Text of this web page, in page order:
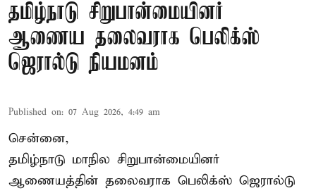
தமிழ்நாடு சிறுபான்மையினர்
ஆணைய தலைவராக பெலிக்ஸ்
ஜெரால்டு நியமனம்
Published on: 07 Aug 2026, 4:49 am
சென்னை,
தமிழ்நாடு மாநில சிறுபான்மையினர்
ஆணையத்தின் தலைவராக பெலிக்ஸ் ஜெரால்டு